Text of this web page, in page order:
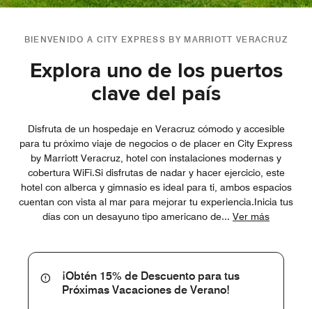
BIENVENIDO A CITY EXPRESS BY MARRIOTT VERACRUZ
Explora uno de los puertos
clave del país
Disfruta de un hospedaje en Veracruz cómodo y accesible
para tu próximo viaje de negocios o de placer en City Express
by Marriott Veracruz, hotel con instalaciones modernas y
cobertura WiFi.Si disfrutas de nadar y hacer ejercicio, este
hotel con alberca y gimnasio es ideal para ti, ambos espacios
cuentan con vista al mar para mejorar tu experiencia.Inicia tus
días con un desayuno tipo americano de... Ver más
¡Obtén 15% de Descuento para tus
Próximas Vacaciones de Verano!